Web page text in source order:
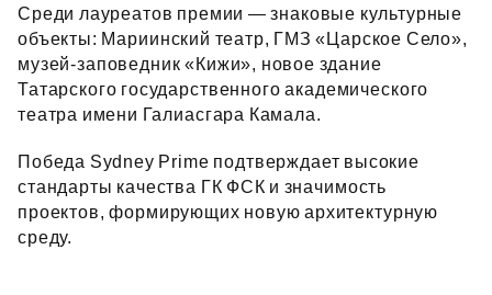
Среди лауреатов премии — знаковые культурные
объекты: Мариинский театр, ГМЗ «Царское Село»,
музей‑заповедник «Кижи», новое здание
Татарского государственного академического
театра имени Галиасгара Камала.
Победа Sydney Prime подтверждает высокие
стандарты качества ГК ФСК и значимость
проектов, формирующих новую архитектурную
среду.